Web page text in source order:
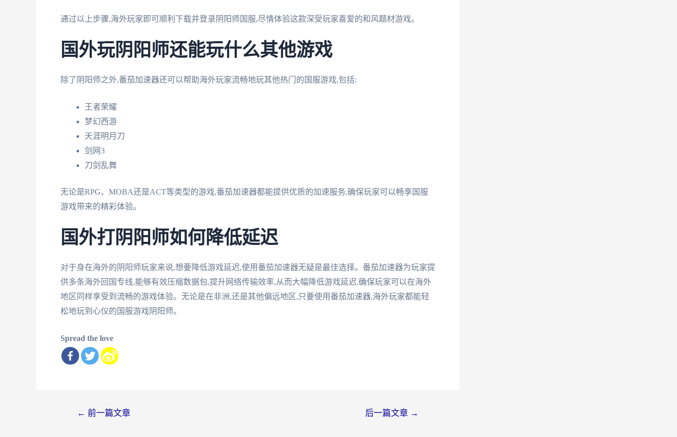
通过以上步骤,海外玩家即可顺利下载并登录阴阳师国服,尽情体验这款深受玩家喜爱的和风题材游戏。
国外玩阴阳师还能玩什么其他游戏
除了阴阳师之外,番茄加速器还可以帮助海外玩家流畅地玩其他热门的国服游戏,包括:
王者荣耀
梦幻西游
天涯明月刀
剑网3
刀剑乱舞
无论是RPG、MOBA还是ACT等类型的游戏,番茄加速器都能提供优质的加速服务,确保玩家可以畅享国服
游戏带来的精彩体验。
国外打阴阳师如何降低延迟
对于身在海外的阴阳师玩家来说,想要降低游戏延迟,使用番茄加速器无疑是最佳选择。番茄加速器为玩家提
供多条海外回国专线,能够有效压缩数据包,提升网络传输效率,从而大幅降低游戏延迟,确保玩家可以在海外
地区同样享受到流畅的游戏体验。无论是在非洲,还是其他偏远地区,只要使用番茄加速器,海外玩家都能轻
松地玩到心仪的国服游戏阴阳师。
Spread the love
← 前一篇文章 后一篇文章 →